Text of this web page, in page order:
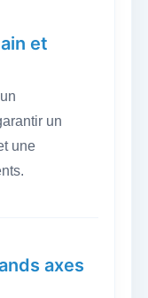
et
un
une
axes